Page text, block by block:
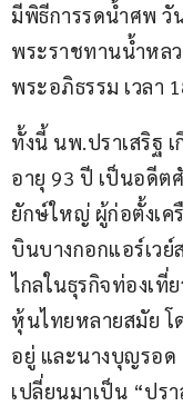
มีพิธีการรดน้ำศพ วั
พระราชทานน้ำหล
พระอภิธรรม เวลา
ทั้งนี้ นพ.ปราเสริฐ
อายุ 93 ปี เป็นอดี
ยักษ์ใหญ่ ผู้ก่อตั้งเค
บินบางกอกแอร์เว
ไกลในธุรกิจท่องเที่
หุ้นไทยหลายสมัย โ
อยู่ และนางบุญรอด
เปลี่ยนมาเป็น “ปร